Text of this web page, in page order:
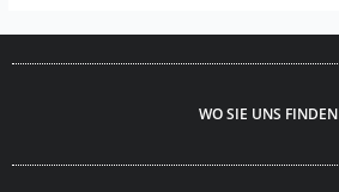
WO SIE UNS FINDEN